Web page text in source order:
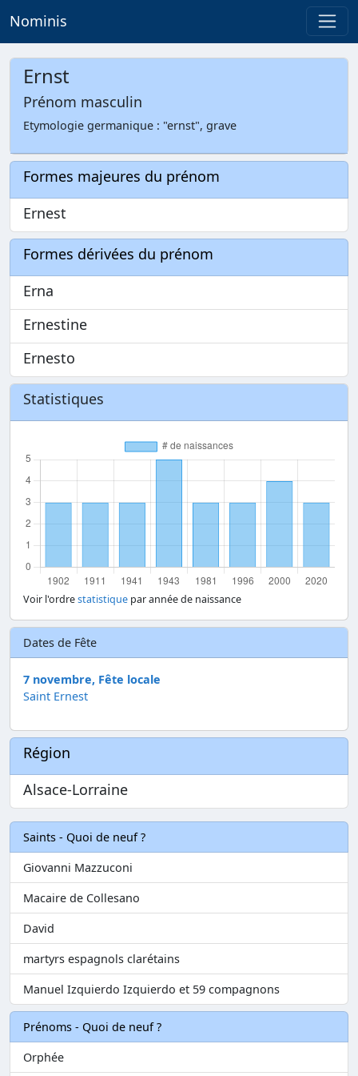
Nominis
Ernst
Prénom masculin
Etymologie germanique : "ernst", grave
Formes majeures du prénom
Ernest
Formes dérivées du prénom
Erna
Ernestine
Ernesto
Statistiques
Voir l'ordrestatistique par année de naissance
Dates de Fête
7 novembre, Fête locale
Saint Ernest
Région
Alsace-Lorraine
Saints - Quoi de neuf ?
Giovanni Mazzuconi
Macaire de Collesano
David
martyrs espagnols clarétains
Manuel Izquierdo Izquierdo et 59 compagnons
Prénoms - Quoi de neuf ?
Orphée